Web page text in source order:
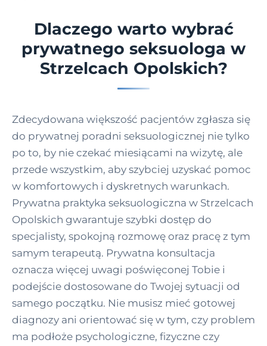
Dlaczego warto wybrać
prywatnego seksuologa w
Strzelcach Opolskich?
Zdecydowana większość pacjentów zgłasza się
do prywatnej poradni seksuologicznej nie tylko
po to, by nie czekać miesiącami na wizytę, ale
przede wszystkim, aby szybciej uzyskać pomoc
w komfortowych i dyskretnych warunkach.
Prywatna praktyka seksuologiczna w Strzelcach
Opolskich gwarantuje szybki dostęp do
specjalisty, spokojną rozmowę oraz pracę z tym
samym terapeutą. Prywatna konsultacja
oznacza więcej uwagi poświęconej Tobie i
podejście dostosowane do Twojej sytuacji od
samego początku. Nie musisz mieć gotowej
diagnozy ani orientować się w tym, czy problem
ma podłoże psychologiczne, fizyczne czy